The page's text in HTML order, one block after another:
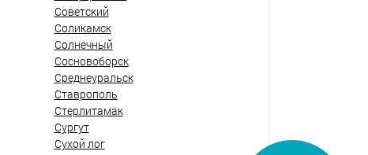
Советский
Соликамск
Солнечный
Сосновоборск
Среднеуральск
Ставрополь
Стерлитамак
Сургут
Сухой лог